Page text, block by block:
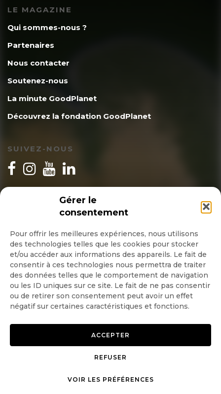
Gérer le
consentement
Pour offrir les meilleures expériences, nous utilisons
des technologies telles que les cookies pour stocker
et/ou accéder aux informations des appareils. Le fait de
consentir à ces technologies nous permettra de traiter
des données telles que le comportement de navigation
ou les ID uniques sur ce site. Le fait de ne pas consentir
ou de retirer son consentement peut avoir un effet
négatif sur certaines caractéristiques et fonctions.
ACCEPTER
REFUSER
VOIR LES PRÉFÉRENCES
LE MAGAZINE
Qui sommes-nous ?
Partenaires
Nous contacter
Soutenez-nous
La minute GoodPlanet
Découvrez la fondation GoodPlanet
SUIVEZ-NOUS
INSCRIPTION NEWSLETTER
Quotidienne
Hebdo
OK
Politique de confidentialité